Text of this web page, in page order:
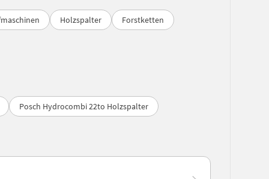
Holzspalter Forstketten
Posch Hydrocombi 22to Holzspalter